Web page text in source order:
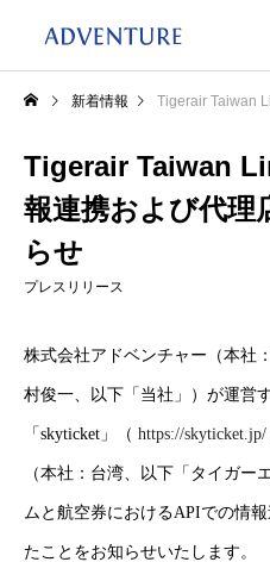
新着情報 Tigerair Taiwan Limited.
Tigerair Taiwan
報連携および代理
らせ
プレスリリース
株式会社アドベンチャー（本社
村俊一、以下「当社」）が運営
「skyticket」（ https://skyticket.jp/
（本社：台湾、以下「タイガー
ムと航空券におけるAPIでの情
たことをお知らせいたします。